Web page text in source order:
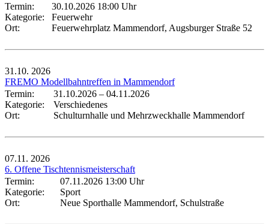
Termin:
30.10.2026 18:00 Uhr
Kategorie:
Feuerwehr
Ort:
Feuerwehrplatz Mammendorf, Augsburger Straße 52
31.10. 2026
FREMO Modellbahntreffen in Mammendorf
Termin:
31.10.2026 – 04.11.2026
Kategorie:
Verschiedenes
Ort:
Schulturnhalle und Mehrzweckhalle Mammendorf
07.11. 2026
6. Offene Tischtennismeisterschaft
Termin:
07.11.2026 13:00 Uhr
Kategorie:
Sport
Ort:
Neue Sporthalle Mammendorf, Schulstraße